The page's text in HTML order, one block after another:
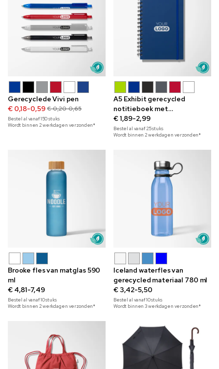
Gerecyclede Vivi pen
€ 0,18-0,59 € 0,20-0,65
Bestel al vanaf150stuks
Wordt binnen 2 werkdagen verzonden*
A5 Exhibit gerecycled
notitieboek met
spiraalbinding
€ 1,89-2,99
Bestel al vanaf25stuks
Wordt binnen 2 werkdagen verzonden*
Brooke fles van matglas 590
ml
€ 4,81-7,49
Bestel al vanaf10stuks
Wordt binnen 2 werkdagen verzonden*
Iceland waterfles van
gerecycled materiaal 780 ml
€ 3,42-5,50
Bestel al vanaf10stuks
Wordt binnen 3 werkdagen verzonden*